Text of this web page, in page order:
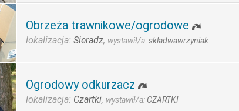
Obrzeża trawnikowe/ogrodowe
lokalizacja: Sieradz, wystawił/a:skladwawrzyniak
Ogrodowy odkurzacz
lokalizacja: Czartki, wystawił/a: CZARTKI